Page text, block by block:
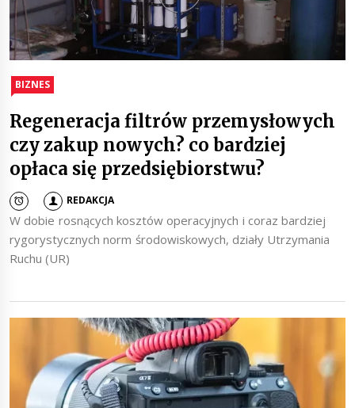
BIZNES
Regeneracja filtrów przemysłowych
czy zakup nowych? co bardziej
opłaca się przedsiębiorstwu?
REDAKCJA
W dobie rosnących kosztów operacyjnych i coraz bardziej
rygorystycznych norm środowiskowych, działy Utrzymania
Ruchu (UR)